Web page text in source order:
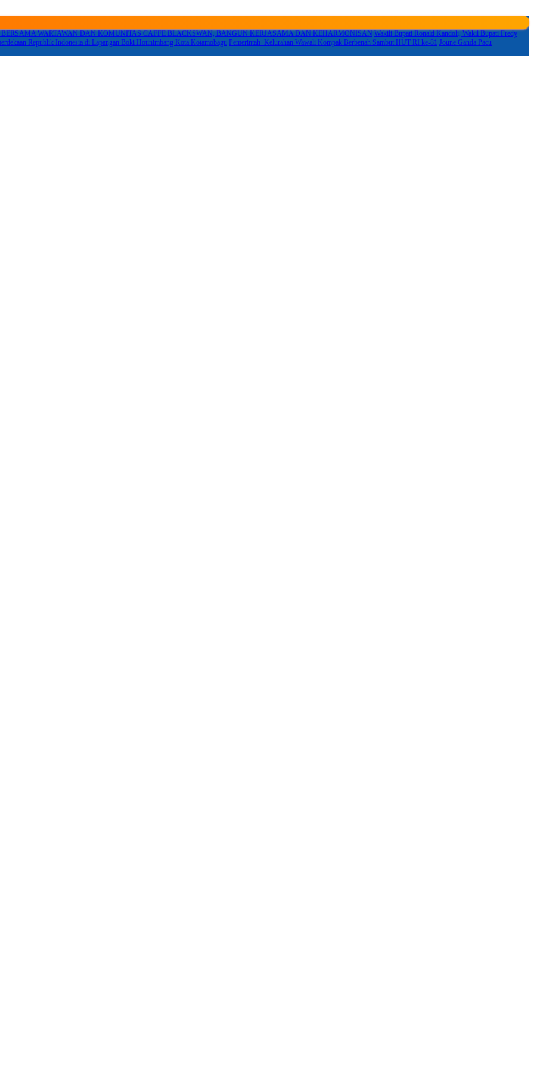
WARTAWAN DAN KOMUNITAS CAFFE BLACKSWAN, BANGUN KERJASAMA DAN KEHARMONISAN Wakili Bupati Ronald Kandoli, Wakil Bupati Fredy
Republik Indonesia di Lapangan Boki Hotinimbang Kota Kotamobagu Pemerintah Kelurahan Wawali Kompak Berbenah Sambut HUT RI ke-81 Joune Ganda Pacu